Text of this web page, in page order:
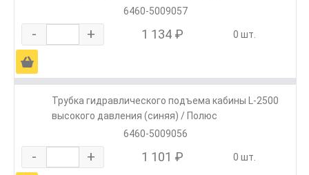
6460-5009057
- + 1 134 ₽ 0 шт.
Ä
Трубка гидравлического подъема кабины L-2500
высокого давления (синяя) / Полюс
6460-5009056
- + 1 101 ₽ 0 шт.